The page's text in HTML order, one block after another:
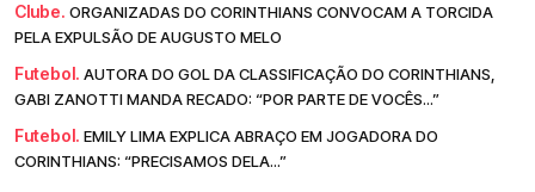
Clube. ORGANIZADAS DO CORINTHIANS CONVOCAM A TORCIDA
PELA EXPULSÃO DE AUGUSTO MELO
Futebol. AUTORA DO GOL DA CLASSIFICAÇÃO DO CORINTHIANS,
GABI ZANOTTI MANDA RECADO: “POR PARTE DE VOCÊS...”
Futebol. EMILY LIMA EXPLICA ABRAÇO EM JOGADORA DO
CORINTHIANS: “PRECISAMOS DELA...”